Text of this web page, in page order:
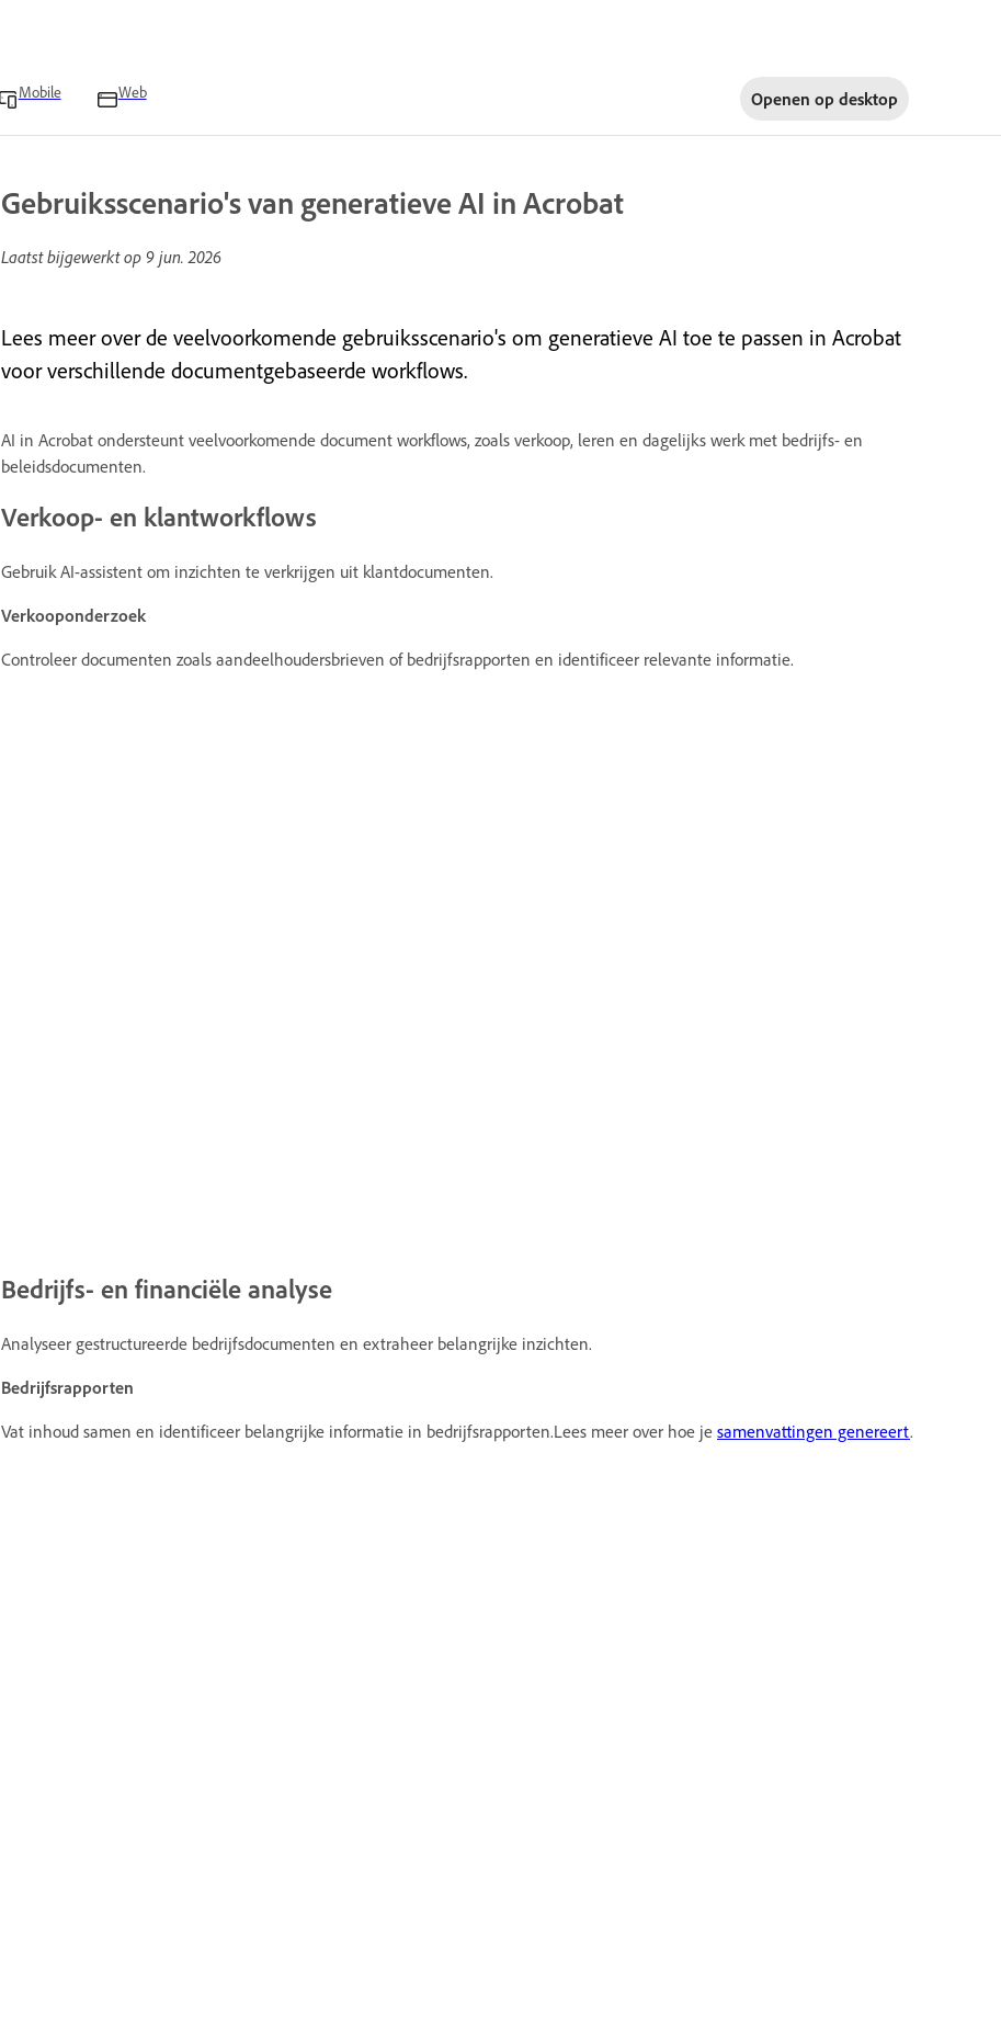
Mobile Web Openen op desktop
Gebruiksscenario's van generatieve AI in Acrobat
Laatst bijgewerkt op 9 jun. 2026
Lees meer over de veelvoorkomende gebruiksscenario's om generatieve AI toe te passen in Acrobat
voor verschillende documentgebaseerde workflows.
AI in Acrobat ondersteunt veelvoorkomende document workflows, zoals verkoop, leren en dagelijks werk met bedrijfs- en
beleidsdocumenten.
Verkoop- en klantworkflows
Gebruik AI-assistent om inzichten te verkrijgen uit klantdocumenten.
Verkooponderzoek
Controleer documenten zoals aandeelhoudersbrieven of bedrijfsrapporten en identificeer relevante informatie.
Bedrijfs- en financiële analyse
Analyseer gestructureerde bedrijfsdocumenten en extraheer belangrijke inzichten.
Bedrijfsrapporten
Vat inhoud samen en identificeer belangrijke informatie in bedrijfsrapporten.Lees meer over hoe je samenvattingen genereert.